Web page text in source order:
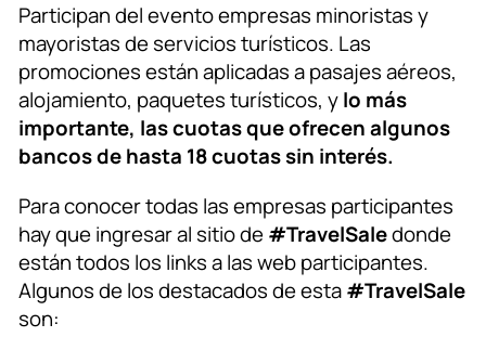
Participan del evento empresas minoristas y
mayoristas de servicios turísticos. Las
promociones están aplicadas a pasajes aéreos,
alojamiento, paquetes turísticos, ylo más
importante, las cuotas que ofrecen algunos
bancos de hasta 18 cuotas sin interés.
Para conocer todas las empresas participantes
hay que ingresar al sitio de#TravelSaledonde
están todos los links a las web participantes.
Algunos de los destacados de esta#TravelSale
son: